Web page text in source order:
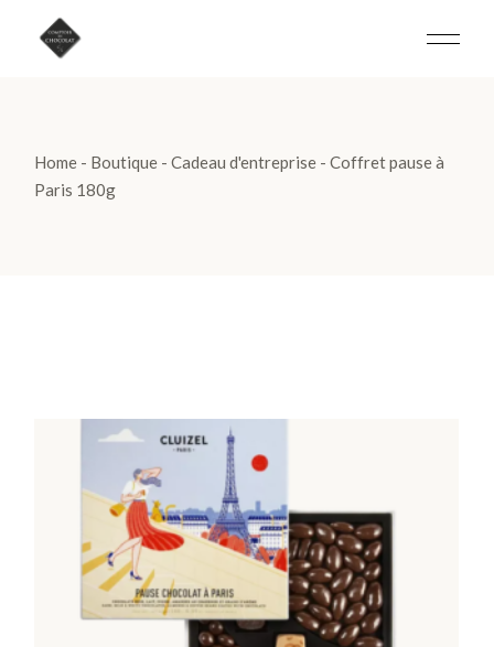
content
Home Boutique Cadeau d'entreprise
Coffret pause à
Paris 180g